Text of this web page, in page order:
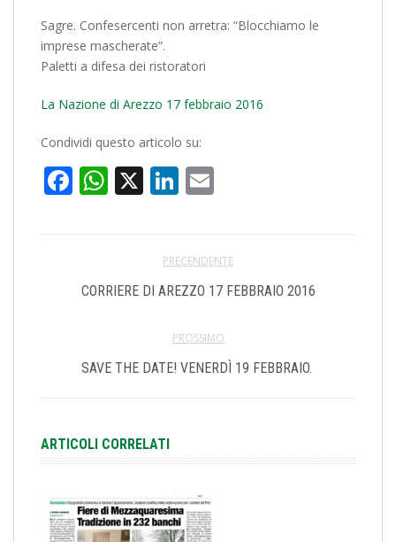
Sagre. Confesercenti non arretra: “Blocchiamo le
imprese mascherate”.
Paletti a difesa dei ristoratori
La Nazione di Arezzo 17 febbraio 2016
Condividi questo articolo su:
Facebook
WhatsApp
X LinkedIn
PRECENDENTE
CORRIERE DI AREZZO 17 FEBBRAIO 2016
PROSSIMO
SAVE THE DATE! VENERDÌ 19 FEBBRAIO.
ARTICOLI CORRELATI